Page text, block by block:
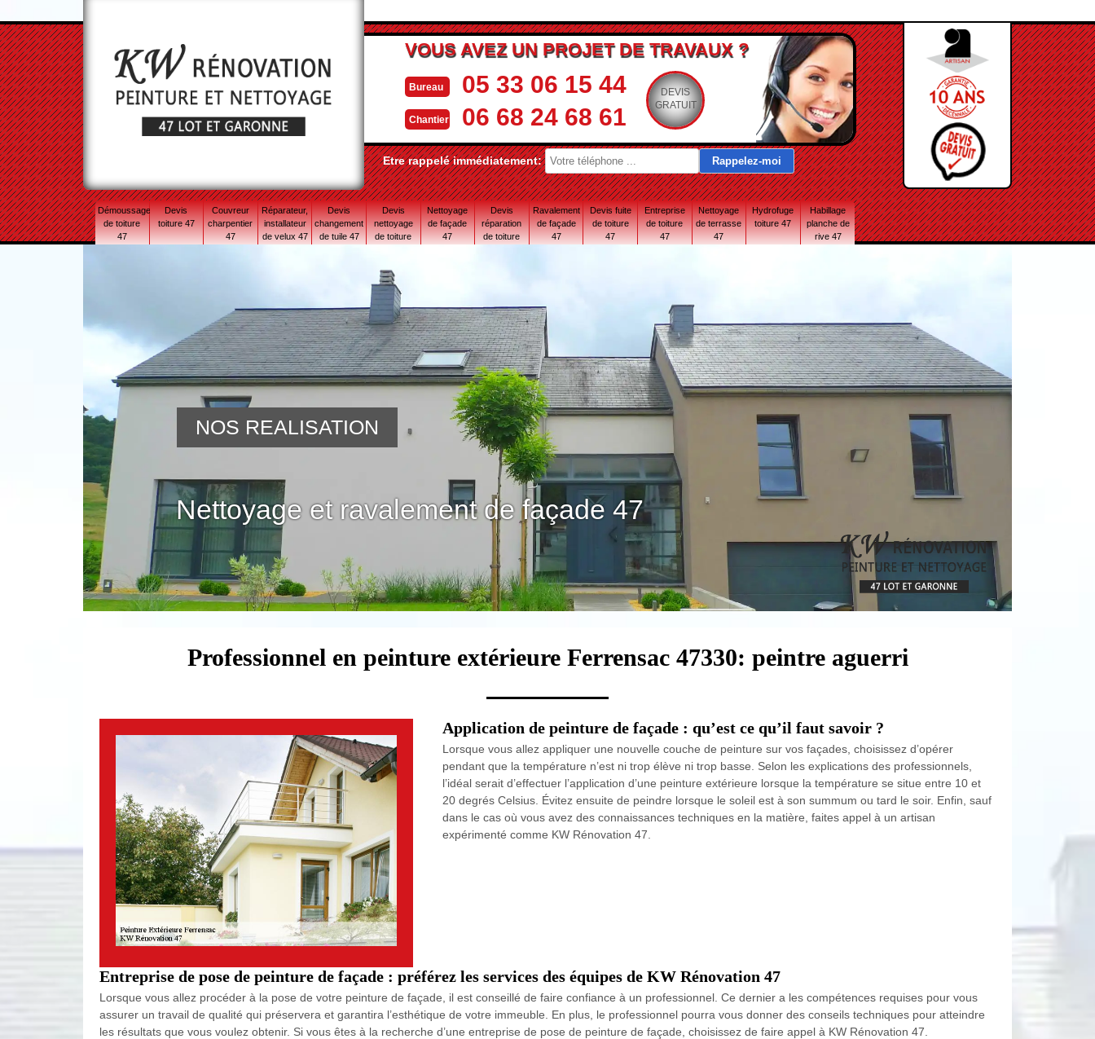
VOUS AVEZ UN PROJET DE TRAVAUX ?
Bureau 05 33 06 15 44
Chantier 06 68 24 68 61
DEVIS
GRATUIT
Etre rappelé immédiatement:
Démoussage
de toiture
47
Devis
toiture 47
Couvreur
charpentier
47
Réparateur,
installateur
de velux 47
Devis
changement
de tuile 47
Devis
nettoyage
de toiture
Nettoyage
de façade
47
Devis
réparation
de toiture
Ravalement
de façade
47
Devis fuite
de toiture
47
Entreprise
de toiture
47
Nettoyage
de terrasse
47
Hydrofuge
toiture 47
Habillage
planche de
rive 47
Nettoyage et ravalement de façade 47
NOS REALISATION
Professionnel en peinture extérieure Ferrensac 47330: peintre aguerri
Application de peinture de façade : qu’est ce qu’il faut savoir ?
Lorsque vous allez appliquer une nouvelle couche de peinture sur vos façades, choisissez d’opérer
pendant que la température n’est ni trop élève ni trop basse. Selon les explications des professionnels,
l’idéal serait d’effectuer l’application d’une peinture extérieure lorsque la température se situe entre 10 et
20 degrés Celsius. Évitez ensuite de peindre lorsque le soleil est à son summum ou tard le soir. Enfin, sauf
dans le cas où vous avez des connaissances techniques en la matière, faites appel à un artisan
expérimenté comme KW Rénovation 47.
Entreprise de pose de peinture de façade : préférez les services des équipes de KW Rénovation 47
Lorsque vous allez procéder à la pose de votre peinture de façade, il est conseillé de faire confiance à un professionnel. Ce dernier a les compétences requises pour vous
assurer un travail de qualité qui préservera et garantira l’esthétique de votre immeuble. En plus, le professionnel pourra vous donner des conseils techniques pour atteindre
les résultats que vous voulez obtenir. Si vous êtes à la recherche d’une entreprise de pose de peinture de façade, choisissez de faire appel à KW Rénovation 47.